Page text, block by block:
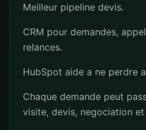
Meilleur pipeline devis.
CRM pour demandes,
relances.
HubSpot aide a ne perdre
Chaque demande peut
visite, devis, negociation